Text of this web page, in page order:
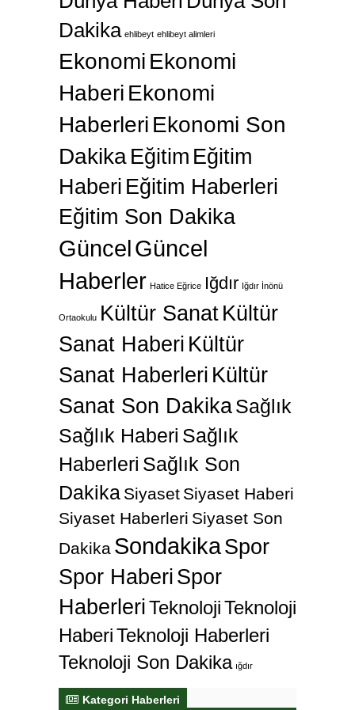
Dakika ehlibeyt ehlibeyt alimleri
Ekonomi Ekonomi
Haberi Ekonomi
Haberleri Ekonomi Son
Dakika Eğitim Eğitim
Haberi Eğitim Haberleri
Eğitim Son Dakika
GüncelGüncel
Haberler Hatice Eğrice Iğdır Iğdır İnönü
Ortaokulu Kültür SanatKültür
Sanat Haberi Kültür
Sanat Haberleri Kültür
Sanat Son DakikaSağlık
Sağlık Haberi Sağlık
Haberleri Sağlık Son
Dakika Siyaset Siyaset Haberi
Siyaset Haberleri Siyaset Son
Dakika SondakikaSpor
Spor Haberi Spor
HaberleriTeknolojiTeknoloji
HaberiTeknoloji Haberleri
Teknoloji Son Dakika ığdır
Kategori Haberleri